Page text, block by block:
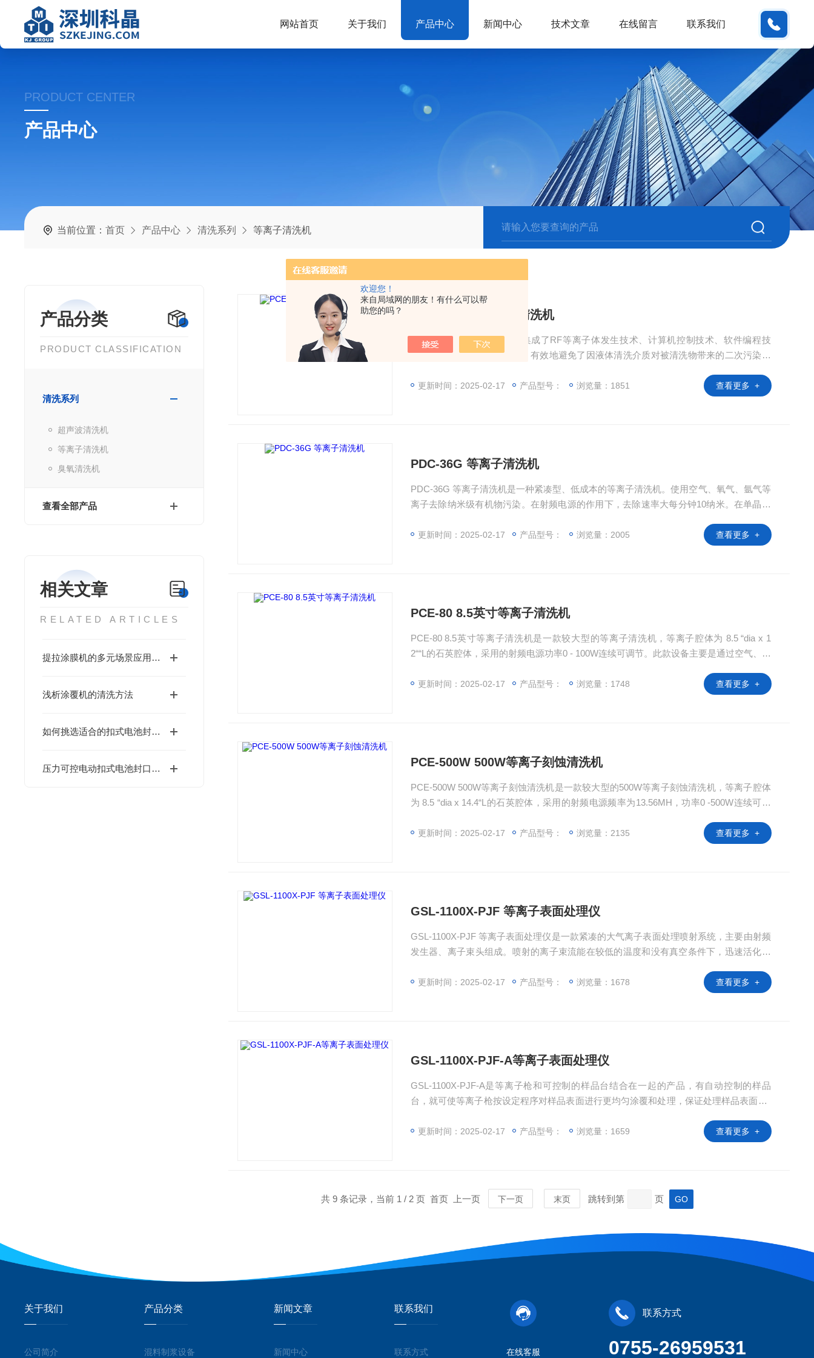
欢迎您！
来自局域网的朋友！有什么可以帮
助您的吗？
网站首页 关于我们 产品中心 新闻中心 技术文章 在线留言 联系我们
PRODUCT CENTER
产品中心
当前位置：首页 产品中心 清洗系列 等离子清洗机
产品分类
PRODUCT CLASSIFICATION
清洗系列
超声波清洗机
等离子清洗机
臭氧清洗机
查看全部产品
相关文章
RELATED ARTICLES
提拉涂膜机的多元场景应用实践
浅析涂覆机的清洗方法
如何挑选适合的扣式电池封口机以满足实验需求？
压力可控电动扣式电池封口机是一种为扣式电池封装设计的设备
PCE-6V 小型等离子清洗机
PCE-6V 小型等离子清洗机集成了RF等离子体发生技术、计算机控制技术、软件编程技
术，采用气体作为清洗介质，有效地避免了因液体清洗介质对被清洗物带来的二次污染。
掉有机污染物，清洗程度可达到分子级。另外，其样品台可选配加热功能，可加负偏压，
更新时间：2025-02-17 产品型号： 浏览量：1851 查看更多 +
PDC-36G 等离子清洗机
PDC-36G 等离子清洗机是一种紧凑型、低成本的等离子清洗机。使用空气、氧气、氩气等
离子去除纳米级有机物污染。在射频电源的作用下，去除速率大每分钟10纳米。在单晶材
更新时间：2025-02-17 产品型号： 浏览量：2005 查看更多 +
PCE-80 8.5英寸等离子清洗机
PCE-80 8.5英寸等离子清洗机是一款较大型的等离子清洗机，等离子腔体为 8.5 “dia x 1
2““L的石英腔体，采用的射频电源功率0 - 100W连续可调节。此款设备主要是通过空气、氧
质（如亲水和疏水性等）。对于基片的清洗以及薄膜处理此款设备是较为理想的实验帮
更新时间：2025-02-17 产品型号： 浏览量：1748 查看更多 +
PCE-500W 500W等离子刻蚀清洗机
PCE-500W 500W等离子刻蚀清洗机是一款较大型的500W等离子刻蚀清洗机，等离子腔体
为 8.5 “dia x 14.4“L的石英腔体，采用的射频电源频率为13.56MH，功率0 -500W连续可调
用，对于基片的清洗以及薄膜处理此款设备是较为理想的实验帮手。
更新时间：2025-02-17 产品型号： 浏览量：2135 查看更多 +
GSL-1100X-PJF 等离子表面处理仪
GSL-1100X-PJF 等离子表面处理仪是一款紧凑的大气离子表面处理喷射系统，主要由射频
发生器、离子束头组成。喷射的离子束流能在较低的温度和没有真空条件下，迅速活化和
或者光学涂层，预*行表面处理可以得到显著的效果。
更新时间：2025-02-17 产品型号： 浏览量：1678 查看更多 +
GSL-1100X-PJF-A等离子表面处理仪
GSL-1100X-PJF-A是等离子枪和可控制的样品台结合在一起的产品，有自动控制的样品
台，就可使等离子枪按设定程序对样品表面进行更均匀涂覆和处理，保证处理样品表面的*
真空吸盘和控制盒）。此系统产生等离子束可在非真空和低温状态下活化和清洗样品表
更新时间：2025-02-17 产品型号： 浏览量：1659 查看更多 +
共 9 条记录，当前 1 / 2 页 首页 上一页 下一页 末页 跳转到第 页
关于我们
公司简介
产品分类
混料制浆设备
新闻文章
新闻中心
联系我们
联系方式 在线客服
联系方式
0755-26959531